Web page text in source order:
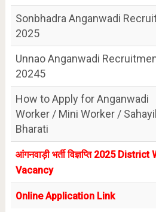
Sonbhadra Anganwadi
2025
Unnao Anganwadi
20245
How to Apply for Anganwadi
Worker / Mini Worker /
Bharati
आंगनवाड़ी भर्ती विज्ञप्ति 2025 District
Vacancy
Online Application Link